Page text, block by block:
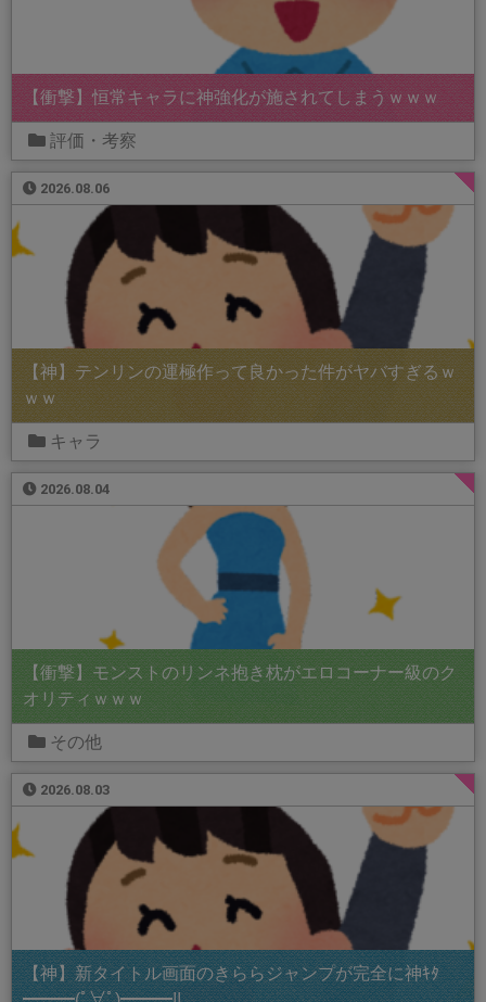
【衝撃】恒常キャラに神強化が施されてしまうｗｗｗ
評価・考察
2026.08.06
【神】テンリンの運極作って良かった件がヤバすぎるｗ
ｗｗ
キャラ
2026.08.04
【衝撃】モンストのリンネ抱き枕がエロコーナー級のク
オリティｗｗｗ
その他
2026.08.03
【神】新タイトル画面のきららジャンプが完全に神ｷﾀ